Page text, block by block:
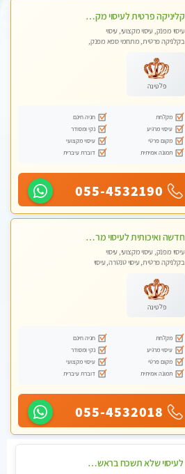
קליניקה פרטית לעיסוי מקצועי ואלטרנטיבי ברמה גבוהה VIP תתקשר ..... highly recommended..new in the city
עיסוי מפנק, עיסוי מקצועי, עיסוי
בקלניקה פרטית, מתחמי ספא מפנק,
טנטרה, עיסוי מגבר לגבר, עיסוי מגבר
לאישה
פלטינה
מקלחת
חניה חינם
עיסוי מרגיע
נקי ומסודר
מקום פרטי
עיסוי מקצועי
תמונה אמיתית
דוברת עיברית
055-4532190
חדשה ואיכותית לעיסוי מרגיע ומפנק VIP-מומלץ לחלוטין! פרטי! ​​​​​​ Highly recommended
עיסוי מפנק, עיסוי מקצועי, עיסוי
בקלניקה פרטית, עיסוי טנטרה, עיסוי
פלטינה
מקלחת
חניה חינם
עיסוי מרגיע
נקי ומסודר
מקום פרטי
עיסוי מקצועי
תמונה אמיתית
דוברת עיברית
055-4532018
לעיסוי שלא תשכח בראשון לציון